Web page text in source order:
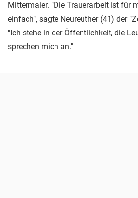
Mittermaier. "Die Trauerarbeit ist für
einfach", sagte Neureuther (41) der
"Ich stehe in der Öffentlichkeit, die
sprechen mich an."